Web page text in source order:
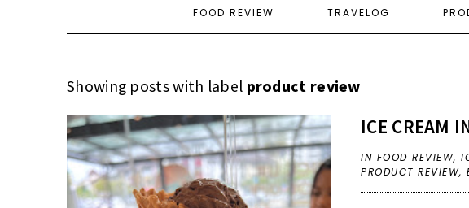
FOOD REVIEW TRAVELOG
Showing posts with label product review
ICE CREAM
IN FOOD REVIEW,
PRODUCT REVIEW,